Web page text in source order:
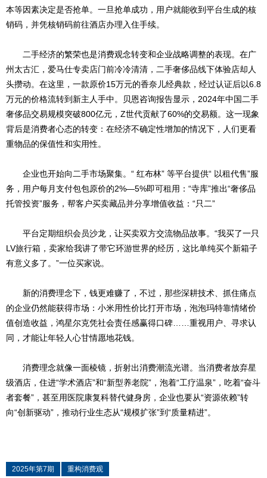
本等因素决定是否抢单。一旦抢单成功，用户就能收到平台生成的核
销码，并凭核销码前往酒店办理入住手续。
二手经济的繁荣也是消费观念转变和企业战略调整的表现。在广
州太古汇，爱马仕专卖店门前冷冷清清，二手奢侈品线下体验店却人
头攒动。在这里，一款原价15万元的香奈儿经典款，经过认证后以6.8
万元的价格流转到新主人手中。贝恩咨询报告显示，2024年中国二手
奢侈品交易规模突破800亿元，Z世代贡献了60%的交易额。这一现象
背后是消费者心态的转变：在经济不确定性增加的情况下，人们更看
重物品的保值性和实用性。
企业也开始向二手市场聚集。“ 红布林” 等平台提供“ 以租代售”服
务，用户每月支付包包原价的2%—5%即可租用：“寺库”推出“奢侈品
托管投资”服务，帮客户买卖藏品并分享增值收益：“只二”
平台定期组织会员沙龙，让买卖双方交流物品故事。“我买了一只
LV旅行箱，卖家给我讲了带它环游世界的经历，这比单纯买个新箱子
有意义多了。”一位买家说。
新的消费理念下，钱更难赚了，不过，那些深耕技术、抓住痛点
的企业仍然能获得市场：小米用性价比打开市场，泡泡玛特靠情绪价
值创造收益，鸿星尔克凭社会责任感赢得口碑……重视用户、寻求认
同，才能让年轻人心甘情愿地花钱。
消费理念就像一面棱镜，折射出消费潮流光谱。当消费者放弃星
级酒店，住进“学术酒店”和“新型养老院”，泡着“工疗温泉”，吃着“奋斗
者套餐”，甚至用医院康复科替代健身房，企业也要从“资源依赖”转
向“创新驱动”，推动行业生态从“规模扩张”到“质量精进”。
2025年第7期 重构消费观